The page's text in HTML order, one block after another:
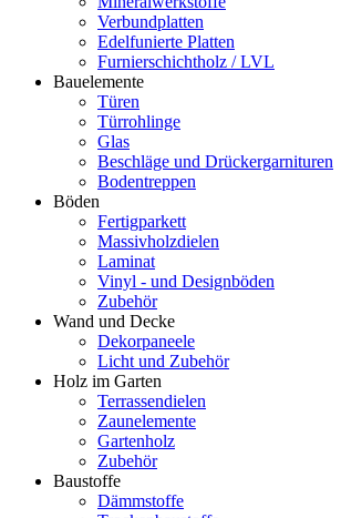
Verbundplatten
Edelfunierte Platten
Furnierschichtholz / LVL
Bauelemente
Türen
Türrohlinge
Glas
Beschläge und Drückergarnituren
Bodentreppen
Böden
Fertigparkett
Massivholzdielen
Laminat
Vinyl - und Designböden
Zubehör
Wand und Decke
Dekorpaneele
Licht und Zubehör
Holz im Garten
Terrassendielen
Zaunelemente
Gartenholz
Zubehör
Baustoffe
Dämmstoffe